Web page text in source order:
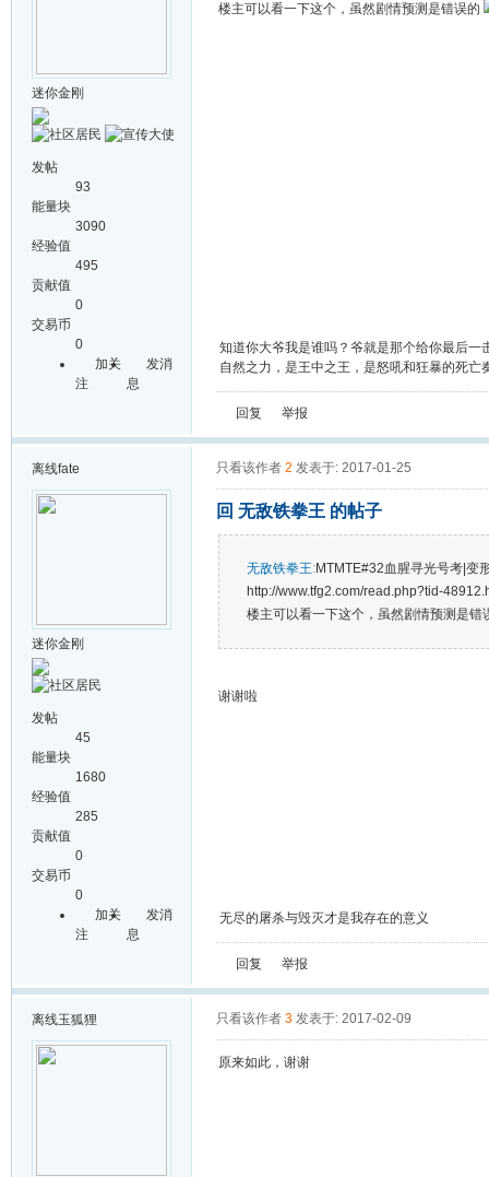
迷你金刚
发帖
93
能量块
3090
经验值
495
贡献值
0
交易币
0
加关
注
发消
息
楼主可以看一下这个，虽然剧情预测是错误的
知道你大爷我是谁吗？爷就是那个给你最后
自然之力，是王中之王，是怒吼和狂暴的死亡
回复 举报
离线fate
迷你金刚
发帖
45
能量块
1680
经验值
285
贡献值
0
交易币
0
加关
注
发消
息
只看该作者 2 发表于: 2017-01-25
回 无敌铁拳王 的帖子
无敌铁拳王:MTMTE#32血腥寻光号考|变
http://www.tfg2.com/read.php?tid-
楼主可以看一下这个，虽然剧情预测是
谢谢啦
无尽的屠杀与毁灭才是我存在的意义
回复 举报
离线玉狐狸 只看该作者 3 发表于: 2017-02-09
原来如此，谢谢